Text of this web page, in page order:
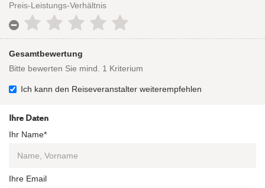
Preis-Leistungs-Verhältnis
Gesamtbewertung
Bitte bewerten Sie mind. 1 Kriterium
Ich kann den Reiseveranstalter weiterempfehlen
Ihre Daten
Ihr Name*
Ihre Email